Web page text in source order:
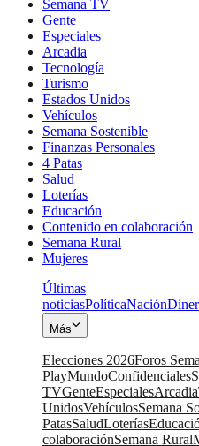
Semana TV
Gente
Especiales
Arcadia
Tecnología
Turismo
Estados Unidos
Vehículos
Semana Sostenible
Finanzas Personales
4 Patas
Salud
Loterías
Educación
Contenido en colaboración
Semana Rural
Mujeres
Últimas
noticiasPolíticaNación
Más
Elecciones 2026Foros
PlayMundoConfidenciales
TVGenteEspecialesArcadia
UnidosVehículosSemana
PatasSaludLoterías
colaboraciónSemana Rural